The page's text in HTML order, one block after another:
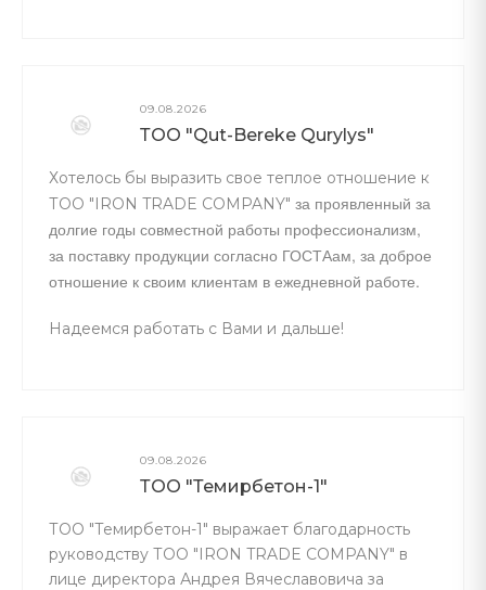
09.08.2026
ТОО "Qut-Bereke Qurylys"
Хотелось бы выразить свое теплое отношение к
ТОО "IRON TRADE COMPANY" за проявленный за
долгие годы совместной работы профессионализм,
за поставку продукции согласно ГОСТАам, за доброе
отношение к своим клиентам в ежедневной работе.
Надеемся работать с Вами и дальше!
09.08.2026
ТОО "Темирбетон-1"
ТОО "Темирбетон-1" выражает благодарность
руководству ТОО "IRON TRADE COMPANY" в
лице директора Андрея Вячеславовича за